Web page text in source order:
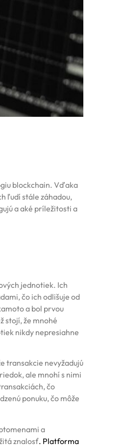
blockchain. Vďaka
ľudí stále záhadou,
a aké príležitosti a
jednotiek. Ich
čo ich odlišuje od
a bol prvou
stojí, že mnohé
nikdy nepresiahne
transakcie nevyžadujú
ale mnohí s nimi
čo
ponuku, čo môže
a
znalosť. Platforma